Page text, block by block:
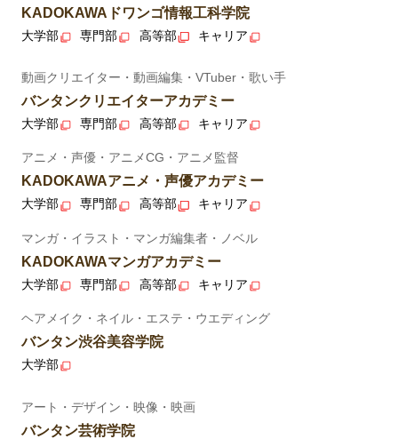
KADOKAWAドワンゴ情報工科学院
大学部 専門部 高等部 キャリア
動画クリエイター・動画編集・VTuber・歌い手
バンタンクリエイターアカデミー
大学部 専門部 高等部 キャリア
アニメ・声優・アニメCG・アニメ監督
KADOKAWAアニメ・声優アカデミー
大学部 専門部 高等部 キャリア
マンガ・イラスト・マンガ編集者・ノベル
KADOKAWAマンガアカデミー
大学部 専門部 高等部 キャリア
ヘアメイク・ネイル・エステ・ウエディング
バンタン渋谷美容学院
大学部
アート・デザイン・映像・映画
バンタン芸術学院